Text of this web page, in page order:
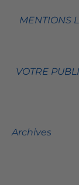
MENTIONS
VOTRE
Archives